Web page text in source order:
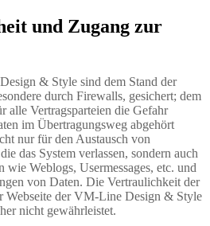
und Zugang zur
& Style sind dem Stand der
durch Firewalls, gesichert; dem
alle Vertragsparteien die Gefahr
im Übertragungsweg abgehört
nur für den Austausch von
das System verlassen, sondern auch
Weblogs, Usermessages, etc. und
von Daten. Die Vertraulichkeit der
Webseite der VM-Line Design & Style
nicht gewährleistet.